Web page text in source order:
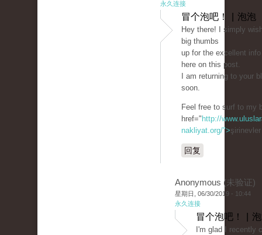
永久连接
冒个泡吧！ | 泡泡
Hey there! I simply
big thumbs
up for the excellent
here on this post.
I am returning to your
soon.
Feel free to surf to my
href=" http://
nakliyat.org/">
回复
Anonymous (未验证)
星期日, 06/30/2019 - 10:44
永久连接
冒个泡吧！ |
I'm glad I recently